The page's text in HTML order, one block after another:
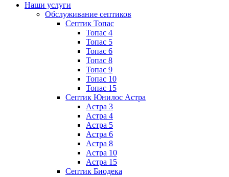
Наши услуги
Обслуживание септиков
Септик Топас
Топас 4
Топас 5
Топас 6
Топас 8
Топас 9
Топас 10
Топас 15
Септик Юнилос Астра
Астра 3
Астра 4
Астра 5
Астра 6
Астра 8
Астра 10
Астра 15
Септик Биодека